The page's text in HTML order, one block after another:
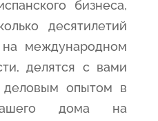
бизнеса,
десятилетий
международном
делятся с вами
опытом в
дома на